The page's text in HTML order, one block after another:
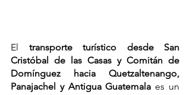
VIAJES 2027
El transporte turístico desde San
Cristóbal de las Casas y Comitán de
Domínguez hacia Quetzaltenango,
Panajachel y Antigua Guatemala es un